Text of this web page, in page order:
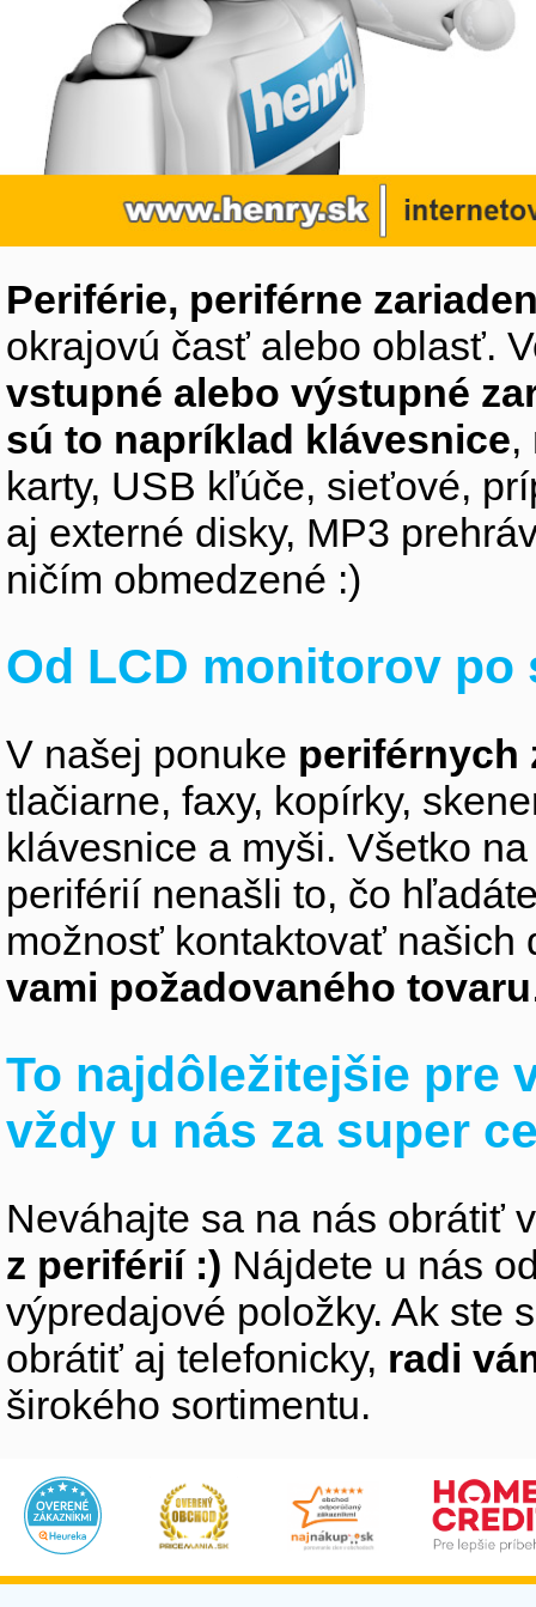
Periférie, periférne
okrajovú časť alebo oblasť.
vstupné alebo výstupné
sú to napríklad klávesnice,
karty, USB kľúče, sieťové,
aj externé disky, MP3
ničím obmedzené :)
Od LCD monitorov
V našej ponuke periférnych
tlačiarne, faxy, kopírky,
klávesnice a myši. Všetko
periférií nenašli to, čo
možnosť kontaktovať
vami požadovaného tovaru
To najdôležitejšie pre
vždy u nás za super
Neváhajte sa na nás obrátiť
z periférií :) Nájdete u nás
výpredajové položky. Ak ste
obrátiť aj telefonicky, radi
širokého sortimentu.